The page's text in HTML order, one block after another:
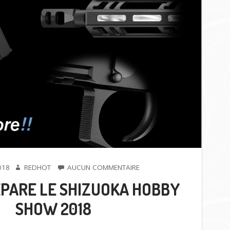
AUTEUR
REDHOT AUCUN COMMENTAIRESUR
PRÉPARE
LE
LE SHIZUOKA HOBBY
SHOW 2018